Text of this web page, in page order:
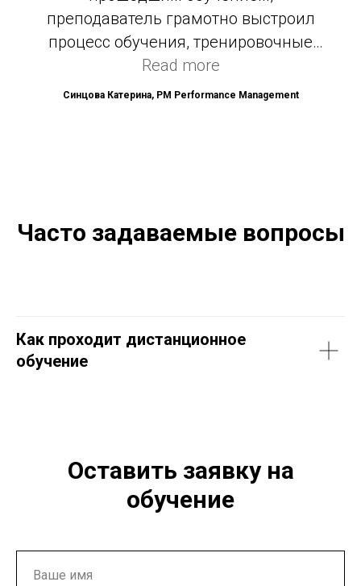
преподаватель грамотно выстроил
процесс обучения, тренировочные
тесты и домашние задания были
хорошим закреплением изученного
формате однозначно порекомендую.
Read more
Синцова Катерина, PM Performance Management
Часто задаваемые вопросы
Как проходит дистанционное
обучение
Оставить заявку на
обучение